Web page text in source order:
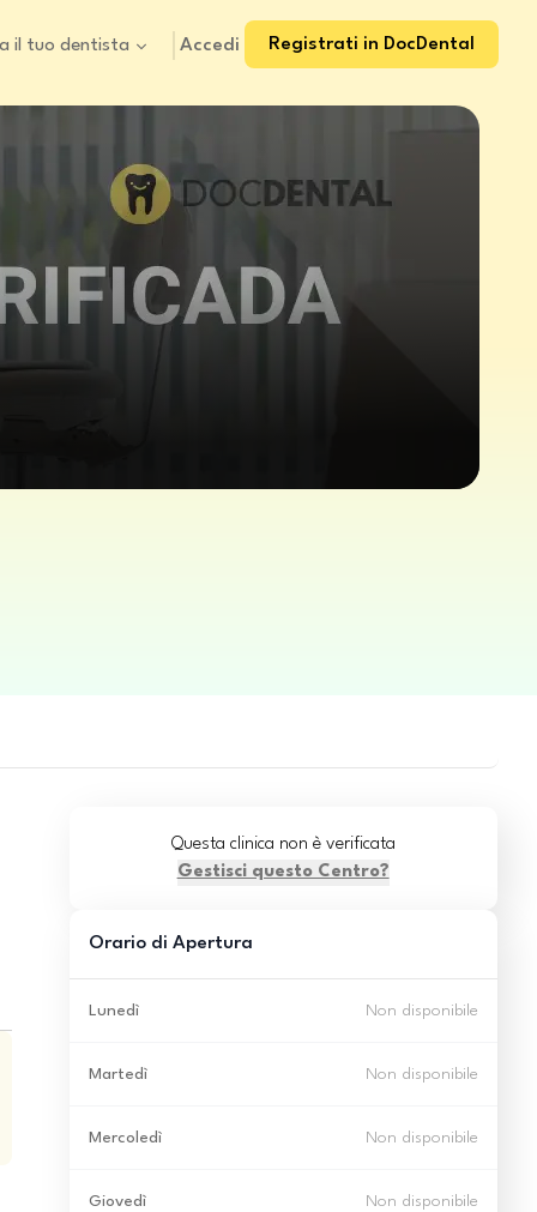
il tuo dentista Accedi Registrati in DocDental
Questa clinica non è verificata
Gestisci questo Centro?
Orario di Apertura
Lunedì Non disponibile
Martedì Non disponibile
Mercoledì Non disponibile
Giovedì Non disponibile